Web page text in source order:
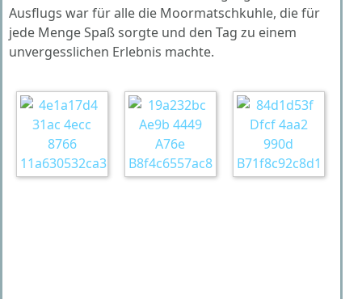
Ausflugs war für alle die Moormatschkuhle, die für
jede Menge Spaß sorgte und den Tag zu einem
unvergesslichen Erlebnis machte.